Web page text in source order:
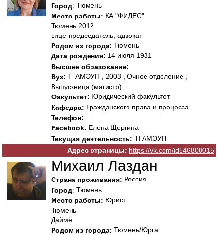
Город: Тюмень
Место работы: КА "ФИДЕС"
Тюмень 2012
вице-председатель, адвокат
Родом из города: Тюмень
Дата рождения: 14 июля 1981
Высшее образование:
Вуз: ТГАМЭУП , 2003 , Очное отделение ,
Выпускница (магистр)
Факультет: Юридический факультет
Кафедра: Гражданского права и процесса
Телефон:
Facebook: Елена Щергина
Текущая деятельность: ТГАМЭУП
Адрес страницы: https://vk.com/id546800015
Михаил Лаздан
Страна проживания: Россия
Город: Тюмень
Место работы: Юрист
Тюмень
Даймё
Родом из города: Тюмень/Юрга